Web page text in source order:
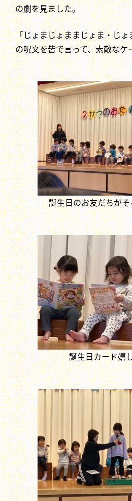
の劇を見ました。
「じょまじょままじょま・じ
の呪文を皆で言って、素敵なケ
誕生日のお友だちが
誕生日カード嬉